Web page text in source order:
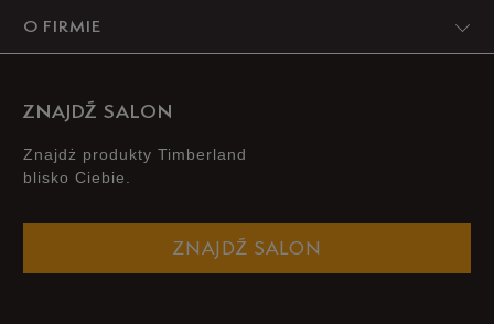
O FIRMIE
ZNAJDŹ SALON
Znajdż produkty Timberland
blisko Ciebie.
ZNAJDŹ SALON